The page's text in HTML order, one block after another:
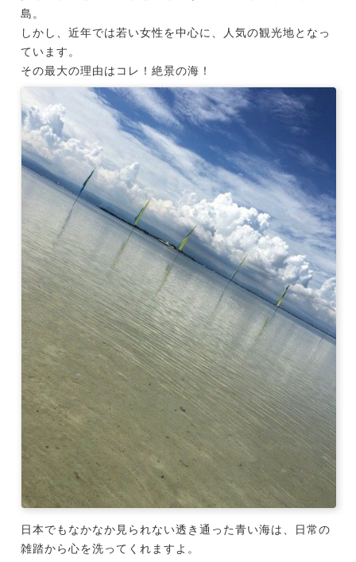
島。
しかし、近年では若い女性を中心に、人気の観光地となっ
ています。
その最大の理由はコレ！絶景の海！
日本でもなかなか見られない透き通った青い海は、日常の
雑踏から心を洗ってくれますよ。